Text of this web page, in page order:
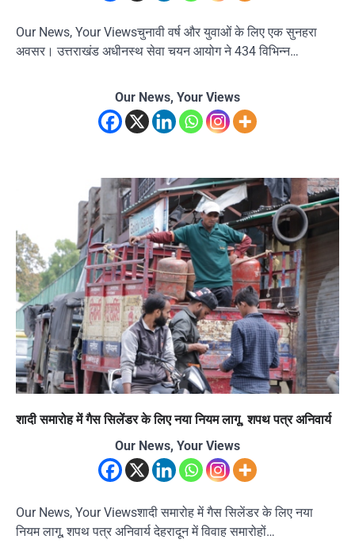
Our News, Your Viewsचुनावी वर्ष और युवाओं के लिए एक सुनहरा
अवसर। उत्तराखंड अधीनस्थ सेवा चयन आयोग ने 434 विभिन्न…
Our News, Your Views
शादी समारोह में गैस सिलेंडर के लिए नया नियम लागू, शपथ पत्र अनिवार्य
Our News, Your Views
Our News, Your Viewsशादी समारोह में गैस सिलेंडर के लिए नया
नियम लागू, शपथ पत्र अनिवार्य देहरादून में विवाह समारोहों…